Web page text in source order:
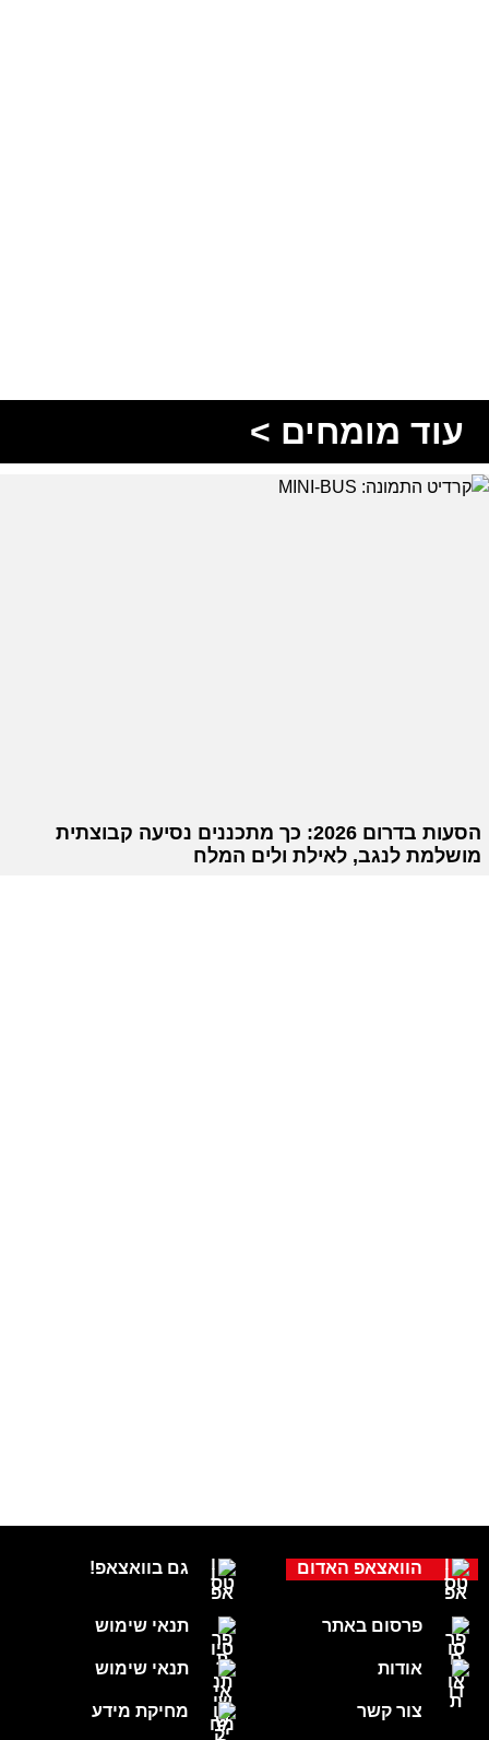
עוד מומחים >
הסעות בדרום 2026: כך מתכננים נסיעה קבוצתית
מושלמת לנגב, לאילת ולים המלח
גם בוואצאפ!
תנאי שימוש
תנאי שימוש
מחיקת מידע
הוואצאפ האדום
פרסום באתר
אודות
צור קשר